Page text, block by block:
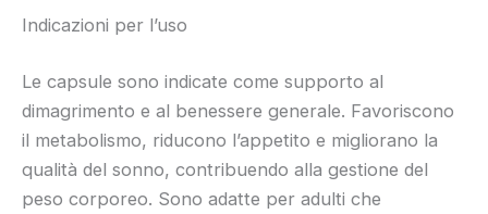
Indicazioni per l’uso
Le capsule sono indicate come supporto al
dimagrimento e al benessere generale. Favoriscono
il metabolismo, riducono l’appetito e migliorano la
qualità del sonno, contribuendo alla gestione del
peso corporeo. Sono adatte per adulti che